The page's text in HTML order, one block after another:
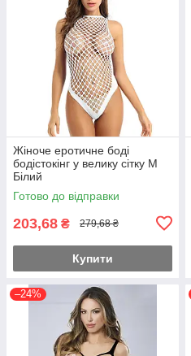
Жіноче еротичне боді
бодістокінг у велику сітку M
Білий
Готово до відправки
203,68 ₴ 279,68 ₴
Купити
–24%